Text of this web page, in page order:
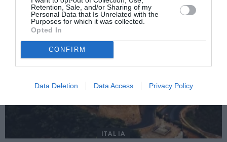
Retention, Sale, and/or Sharing of my
Personal Data that Is Unrelated with the
Purposes for which it was collected.
Opted In
CONFIRM
Data Deletion Data Access Privacy Policy
ITALIA